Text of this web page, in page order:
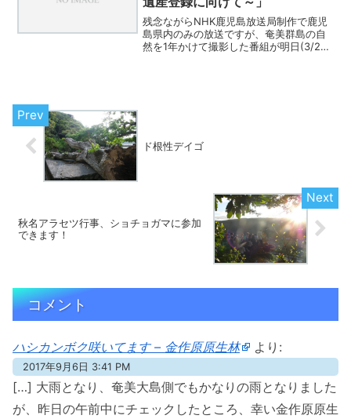
残念ながらNHK鹿児島放送局制作で鹿児
島県内のみの放送ですが、奄美群島の自
然を1年かけて撮影した番組が明日(3/26)
ド根性デイゴ
秋名アラセツ行事、ショチョガマに参加
できます！
コメント
ハシカンボク咲いてます – 金作原原生林 より:
2017年9月6日 3:41 PM
[…] 大雨となり、奄美大島側でもかなりの雨となりました
が、昨日の午前中にチェックしたところ、幸い金作原原生